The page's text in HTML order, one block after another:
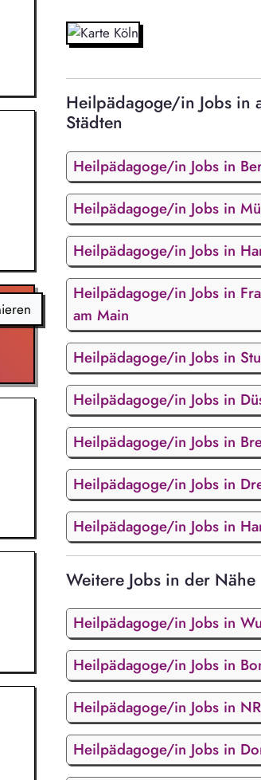
Heilpädagoge/in Jobs in
Städten
Heilpädagoge/in Jobs in
Heilpädagoge/in Jobs in
Heilpädagoge/in Jobs in
Heilpädagoge/in Jobs in
am Main
Heilpädagoge/in Jobs in
Heilpädagoge/in Jobs in
Heilpädagoge/in Jobs in
Heilpädagoge/in Jobs in
Heilpädagoge/in Jobs in
Weitere Jobs in der Nähe
Heilpädagoge/in Jobs in
Heilpädagoge/in Jobs in
Heilpädagoge/in Jobs in
Heilpädagoge/in Jobs in